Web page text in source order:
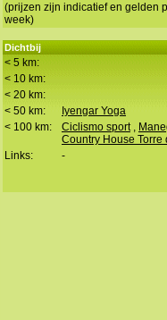
(prijzen zijn indicatief en gelden
week)
Dichtbij
< 5 km:
< 10 km:
< 20 km:
< 50 km:
Iyengar Yoga
< 100 km:
Ciclismo sport,
Country House Torre
Links:
-